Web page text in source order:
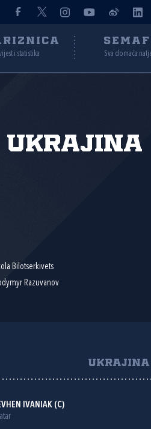
i statistika Sva domaća
Ukrajina
Bilotserkivets
Razuvanov
UKRAJINA
IVANIAK (C)